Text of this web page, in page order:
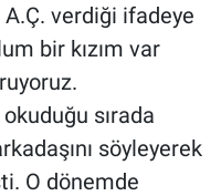
verdiği ifadeye
bir kızım var
sırada
söyleyerek
O dönemde